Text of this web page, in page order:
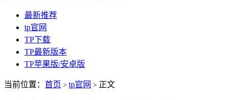
最新推荐
tp官网
TP下载
TP最新版本
TP苹果版/安卓版
当前位置： 首页 > tp官网 > 正文